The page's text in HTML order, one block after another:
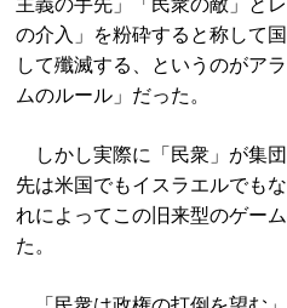
主義の手先」「民衆の敵」と
の介入」を粉砕すると称して
して殲滅する、というのがア
ムのルール」だった。
しかし実際に「民衆」が集
先は米国でもイスラエルでも
れによってこの旧来型のゲー
た。